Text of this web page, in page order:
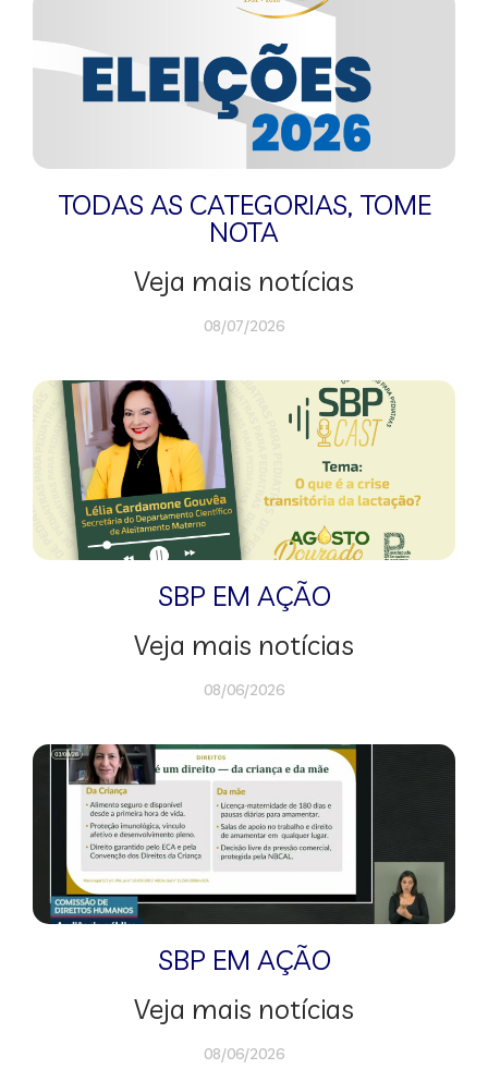
TODAS AS CATEGORIAS, TOME
NOTA
Veja mais notícias
08/07/2026
SBP EM AÇÃO
Veja mais notícias
08/06/2026
SBP EM AÇÃO
Veja mais notícias
08/06/2026